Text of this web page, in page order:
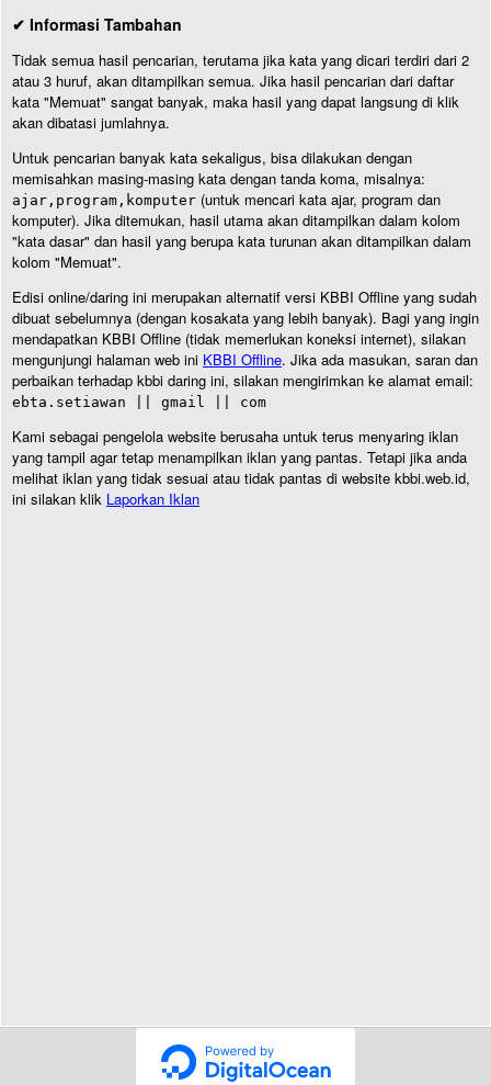
✔ Informasi Tambahan
Tidak semua hasil pencarian, terutama jika kata yang dicari terdiri dari 2
atau 3 huruf, akan ditampilkan semua. Jika hasil pencarian dari daftar
kata "Memuat" sangat banyak, maka hasil yang dapat langsung di klik
akan dibatasi jumlahnya.
Untuk pencarian banyak kata sekaligus, bisa dilakukan dengan
memisahkan masing-masing kata dengan tanda koma, misalnya:
ajar,program,komputer (untuk mencari kata ajar, program dan
komputer). Jika ditemukan, hasil utama akan ditampilkan dalam kolom
"kata dasar" dan hasil yang berupa kata turunan akan ditampilkan dalam
kolom "Memuat".
Edisi online/daring ini merupakan alternatif versi KBBI Offline yang sudah
dibuat sebelumnya (dengan kosakata yang lebih banyak). Bagi yang ingin
mendapatkan KBBI Offline (tidak memerlukan koneksi internet), silakan
mengunjungi halaman web ini KBBI Offline. Jika ada masukan, saran dan
perbaikan terhadap kbbi daring ini, silakan mengirimkan ke alamat email:
ebta.setiawan || gmail || com
Kami sebagai pengelola website berusaha untuk terus menyaring iklan
yang tampil agar tetap menampilkan iklan yang pantas. Tetapi jika anda
melihat iklan yang tidak sesuai atau tidak pantas di website kbbi.web.id,
ini silakan klik Laporkan Iklan